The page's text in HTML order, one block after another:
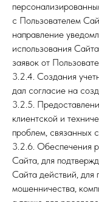
с Пользователем
направление
использования
заявок от
3.2.4. Создания
дал согласие на
3.2.5.
клиентской и
проблем, связанных
3.2.6. Обеспечения
Сайта, для
Сайта действий, для
мошенничества,